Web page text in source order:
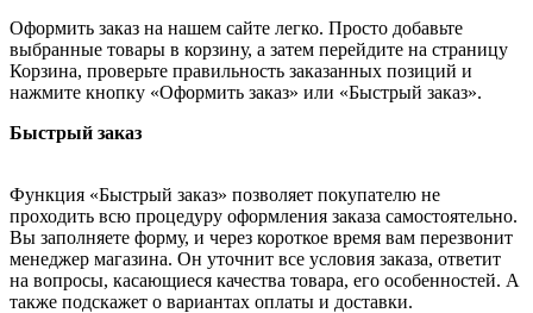
Оформить заказ на нашем сайте легко. Просто добавьте
выбранные товары в корзину, а затем перейдите на страницу
Корзина, проверьте правильность заказанных позиций и
нажмите кнопку «Оформить заказ» или «Быстрый заказ».
Быстрый заказ
Функция «Быстрый заказ» позволяет покупателю не
проходить всю процедуру оформления заказа самостоятельно.
Вы заполняете форму, и через короткое время вам перезвонит
менеджер магазина. Он уточнит все условия заказа, ответит
на вопросы, касающиеся качества товара, его особенностей. А
также подскажет о вариантах оплаты и доставки.